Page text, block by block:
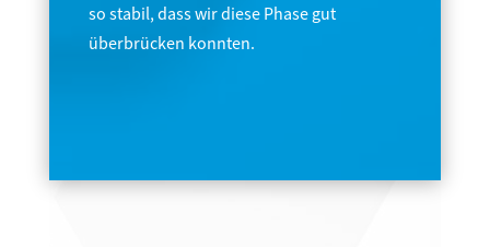
so stabil, dass wir diese Phase gut
überbrücken konnten.